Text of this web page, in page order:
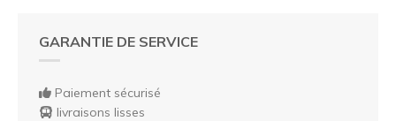
GARANTIE DE SERVICE
Paiement sécurisé
livraisons lisses